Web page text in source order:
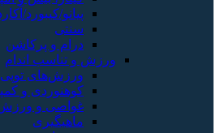
پیانو/کیبورد/
سنتی
درام و پرکاشن
ورزش و تناسب اندام
ورزش‌های توپی
کوهنوردی و
غواصی و
ماهیگیری